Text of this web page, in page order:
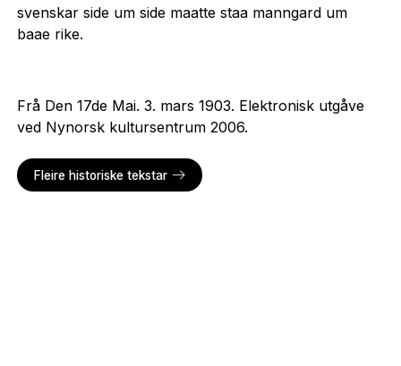
svenskar side um side maatte staa manngard um
baae rike.
Frå Den 17de Mai. 3. mars 1903. Elektronisk utgåve
ved Nynorsk kultursentrum 2006.
Fleire historiske tekstar